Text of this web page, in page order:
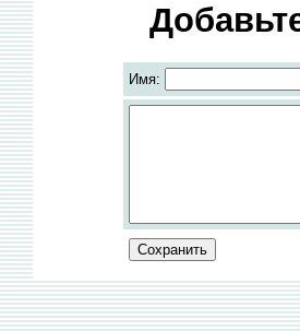
Имя: